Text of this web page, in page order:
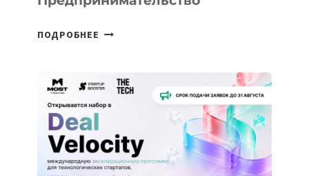
ПОДРОБНЕЕ ОТ
АЛМАТЫ:
AI
YOUTH
CAMP
ДАЛ